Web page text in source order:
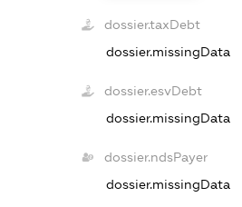
dossier.taxDebt
dossier.missingData
dossier.esvDebt
dossier.missingData
dossier.ndsPayer
dossier.missingData